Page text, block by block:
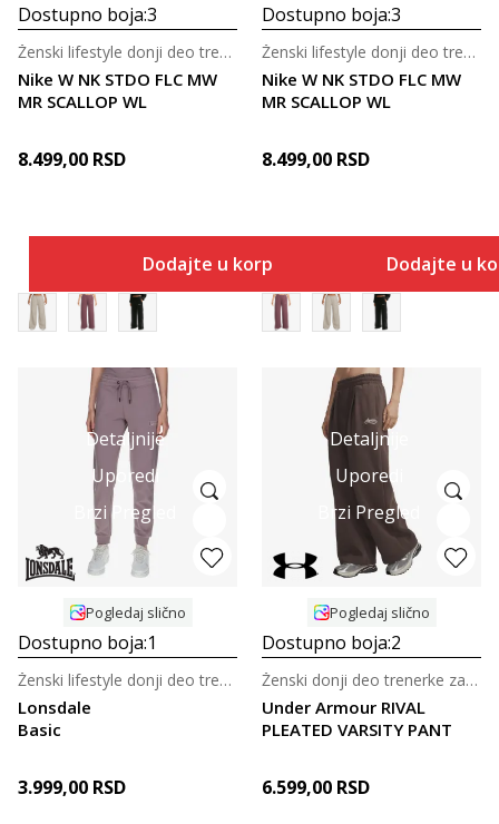
Dostupno boja:3
Nike W NK STDO FLC MW
MR SCALLOP WL
Ženski lifestyle donji deo trenerke
8.499,00 RSD
Dodajte u korpu
Dostupno boja:3
Nike W NK STDO FLC MW
MR SCALLOP WL
Ženski lifestyle donji deo trenerke
8.499,00 RSD
Dodajte u
Detaljnije
Uporedi
Brzi Pregled
Pogledaj slično
Dostupno boja:1
Lonsdale
Basic
Ženski lifestyle donji deo trenerke
3.999,00 RSD
Detaljnije
Uporedi
Brzi Pregled
Pogledaj slično
Dostupno boja:2
Under Armour RIVAL
PLEATED VARSITY PANT
Ženski donji deo trenerke za trening
6.599,00 RSD